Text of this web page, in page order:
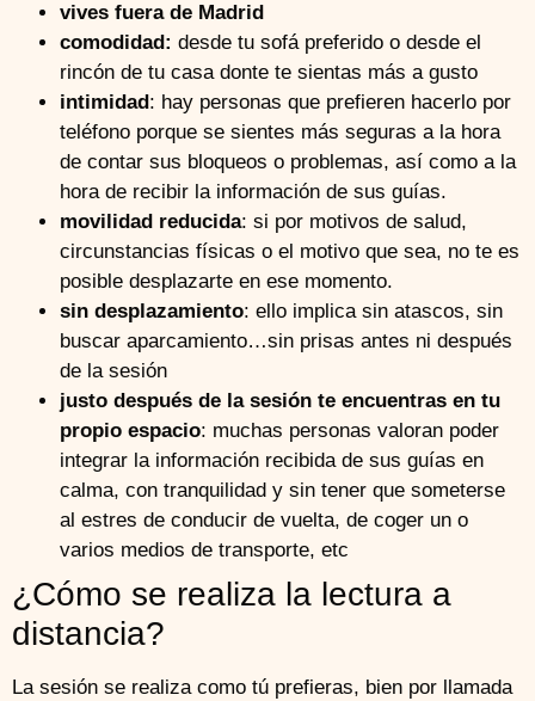
vives fuera de Madrid
comodidad: desde tu sofá preferido o desde el
rincón de tu casa donte te sientas más a gusto
intimidad : hay personas que prefieren hacerlo por
teléfono porque se sientes más seguras a la hora
de contar sus bloqueos o problemas, así como a la
hora de recibir la información de sus guías.
movilidad reducida: si por motivos de salud,
circunstancias físicas o el motivo que sea, no te es
posible desplazarte en ese momento.
sin desplazamiento: ello implica sin atascos, sin
buscar aparcamiento…sin prisas antes ni después
de la sesión
justo después de la sesión te encuentras en tu
propio espacio: muchas personas valoran poder
integrar la información recibida de sus guías en
calma, con tranquilidad y sin tener que someterse
al estres de conducir de vuelta, de coger un o
varios medios de transporte, etc
¿Cómo se realiza la lectura a
distancia?
La sesión se realiza como tú prefieras, bien por llamada